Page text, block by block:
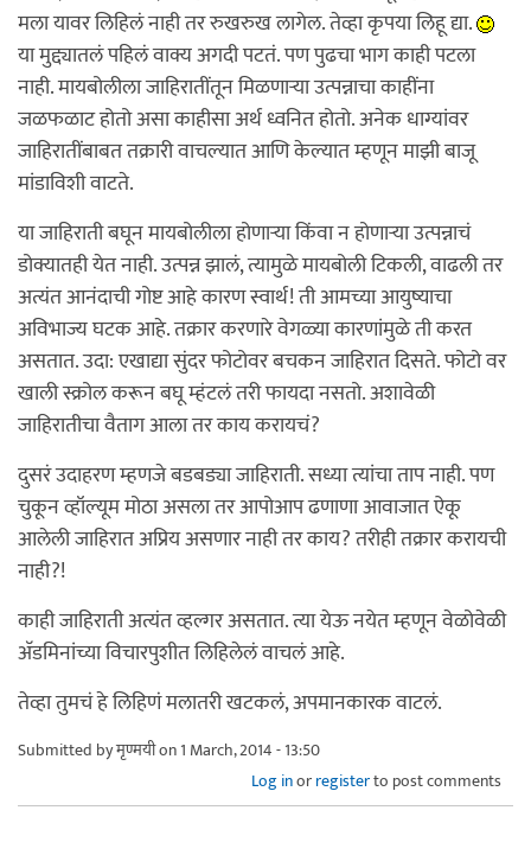
मला यावर लिहिलं नाही तर रुखरुख लागेल. तेव्हा कृपया लिहू द्या.
या मुद्द्यातलं पहिलं वाक्य अगदी पटतं. पण पुढचा भाग काही पटला
नाही. मायबोलीला जाहिरातींतून मिळणार्‍या उत्पन्नाचा काहींना
जळफळाट होतो असा काहीसा अर्थ ध्वनित होतो. अनेक धाग्यांवर
जाहिरातींबाबत तक्रारी वाचल्यात आणि केल्यात म्हणून माझी बाजू
मांडाविशी वाटते.
या जाहिराती बघून मायबोलीला होणार्‍या किंवा न होणार्‍या उत्पन्नाचं
डोक्यातही येत नाही. उत्पन्न झालं, त्यामुळे मायबोली टिकली, वाढली तर
अत्यंत आनंदाची गोष्ट आहे कारण स्वार्थ! ती आमच्या आयुष्याचा
अविभाज्य घटक आहे. तक्रार करणारे वेगळ्या कारणांमुळे ती करत
असतात. उदा: एखाद्या सुंदर फोटोवर बचकन जाहिरात दिसते. फोटो वर
खाली स्क्रोल करून बघू म्हंटलं तरी फायदा नसतो. अशावेळी
जाहिरातीचा वैताग आला तर काय करायचं?
दुसरं उदाहरण म्हणजे बडबड्या जाहिराती. सध्या त्यांचा ताप नाही. पण
चुकून व्हॉल्यूम मोठा असला तर आपोआप ढणाणा आवाजात ऐकू
आलेली जाहिरात अप्रिय असणार नाही तर काय? तरीही तक्रार करायची
नाही?!
काही जाहिराती अत्यंत व्हल्गर असतात. त्या येऊ नयेत म्हणून वेळोवेळी
अ‍ॅडमिनांच्या विचारपुशीत लिहिलेलं वाचलं आहे.
तेव्हा तुमचं हे लिहिणं मलातरी खटकलं, अपमानकारक वाटलं.
Submitted byमृण्मयीon 1 March, 2014 - 13:50
Log inorregisterto post comments